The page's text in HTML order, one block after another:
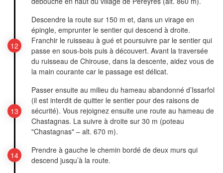
Descendre la route sur 150 m et, dans un virage en
épingle, emprunter le sentier qui descend à droite.
Franchir le ruisseau à gué et poursuivre par le sentier qui
passe en sous-bois puis à découvert. Avant la traversée
du ruisseau de Chirouse, dans la descente, aidez vous de
la main courante car le passage est délicat.
Passer ensuite au milieu du hameau abandonné d’Issarfol
(il est interdit de quitter le sentier pour des raisons de
sécurité). Vous rejoignez ensuite une route au hameau de
Chastagnas. La suivre à droite sur 30 m (poteau
"Chastagnas" – alt. 670 m).
Prendre à gauche le chemin bordé de deux murs qui
descend jusqu’à la route.